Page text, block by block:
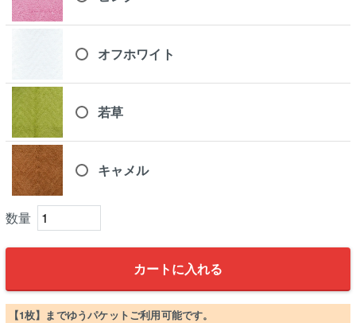
オフホワイト
若草
キャメル
カートに入れる
【1枚】までゆうパケットご利用可能です。